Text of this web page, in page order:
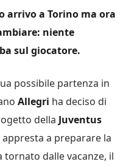
arrivo a Torino ma ora
niente
sul giocatore.
possibile partenza in
Allegri ha deciso di
della Juventus
a preparare la
tornato dalle vacanze, il